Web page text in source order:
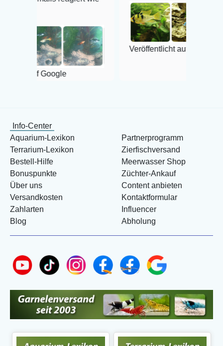
Veröffentlicht auf Google
Info-Center
Aquarium-Lexikon
Terrarium-Lexikon
Bestell-Hilfe
Bonuspunkte
Über uns
Versandkosten
Zahlarten
Blog
Partnerprogramm
Zierfischversand
Meerwasser Shop
Züchter-Ankauf
Content anbieten
Kontaktformular
Influencer
Abholung